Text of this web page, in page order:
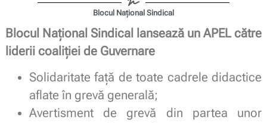
Blocul Național Sindical
Blocul Național Sindical lansează un APEL către
liderii coaliției de Guvernare
Solidaritate față de toate cadrele didactice
aflate în grevă generală;
Avertisment de grevă din partea unor